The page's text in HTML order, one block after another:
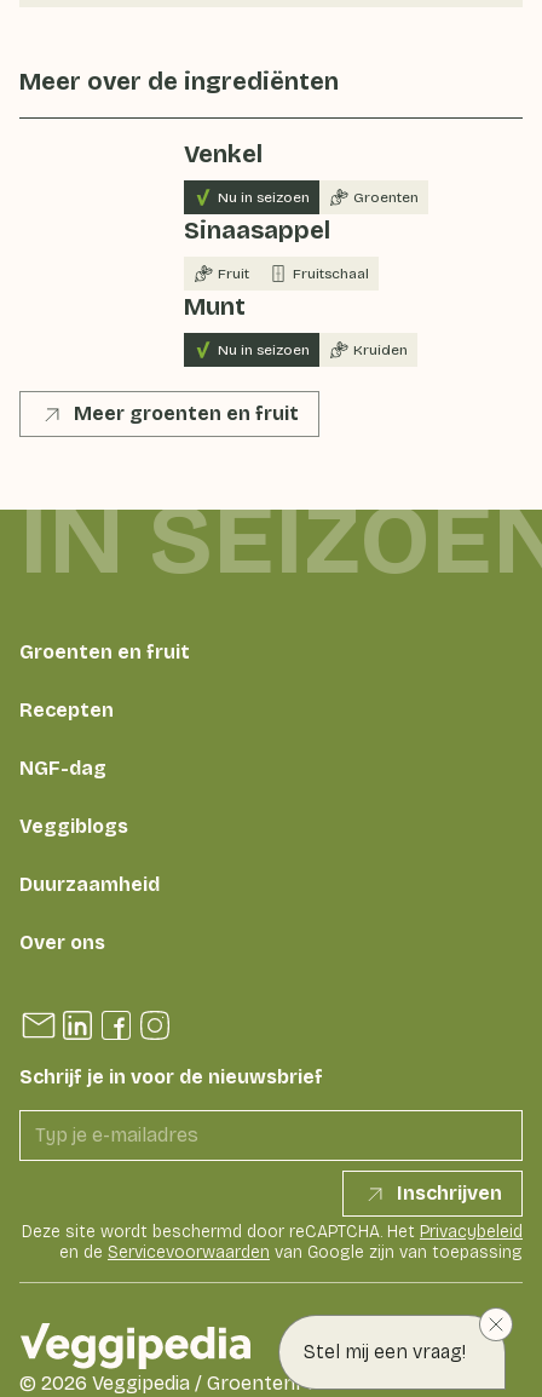
Stel mij een vraag!
Meer over de ingrediënten
Venkel
Nu in seizoen Groenten
Sinaasappel
Fruit Fruitschaal
Munt
Nu in seizoen Kruiden
Meer groenten en fruit
Groenten en fruit
Recepten
NGF-dag
Veggiblogs
Duurzaamheid
Over ons
Schrijf je in voor de nieuwsbrief
Inschrijven
Deze site wordt beschermd door reCAPTCHA. Het Privacybeleid
en de Servicevoorwaarden van Google zijn van toepassing
© 2026 Veggipedia / GroentenFruit Huis